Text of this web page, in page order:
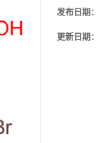
发布日期：
更新日期：